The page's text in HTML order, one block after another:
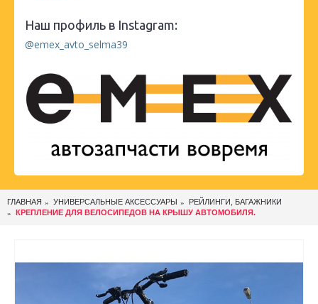
Наш профиль в Instagram:
@emex_avto_selma39
ГЛАВНАЯ УНИВЕРСАЛЬНЫЕ АКСЕССУАРЫ
РЕЙЛИНГИ, БАГАЖНИКИ
КРЕПЛЕНИЕ ДЛЯ ВЕЛОСИПЕДОВ НА КРЫШУ АВТОМОБИЛЯ.